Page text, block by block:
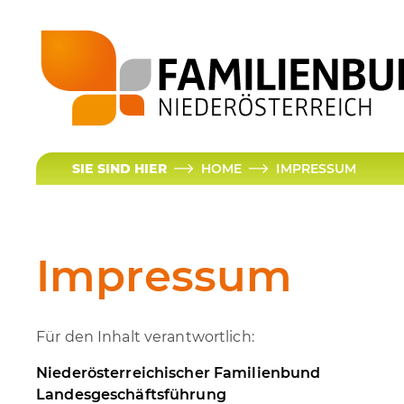
SIE SIND HIER HOME IMPRESSUM
Impressum
Für den Inhalt verantwortlich:
Niederösterreichischer Familienbund
Landesgeschäftsführung